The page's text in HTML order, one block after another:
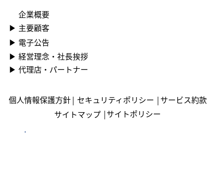
企業概要
▶ ︎主要顧客
▶ ︎電子公告
▶ ︎︎経営理念・社長挨拶
▶ ︎︎代理店・パートナー
サイトマップ サイトポリシー
|
個人情報保護方針 セキュリティポリシー サービス約款
| |